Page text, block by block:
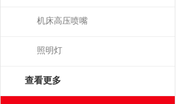
机床高压喷嘴
照明灯
查看更多